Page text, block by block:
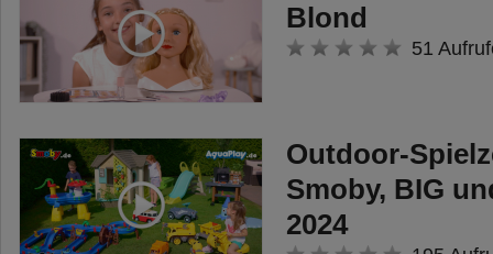
Blond
51
Outdoor-
Smoby, BIG
2024